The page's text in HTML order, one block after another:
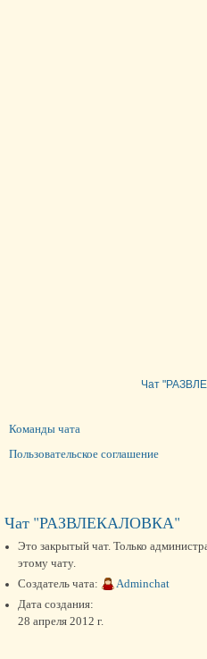
Чат
Команды чата
Пользовательское соглашение
Чат "РАЗВЛЕКАЛОВКА"
Это закрытый чат. Только
этому чату.
Создатель чата:
Adminchat
Дата создания:
28 апреля 2012 г.